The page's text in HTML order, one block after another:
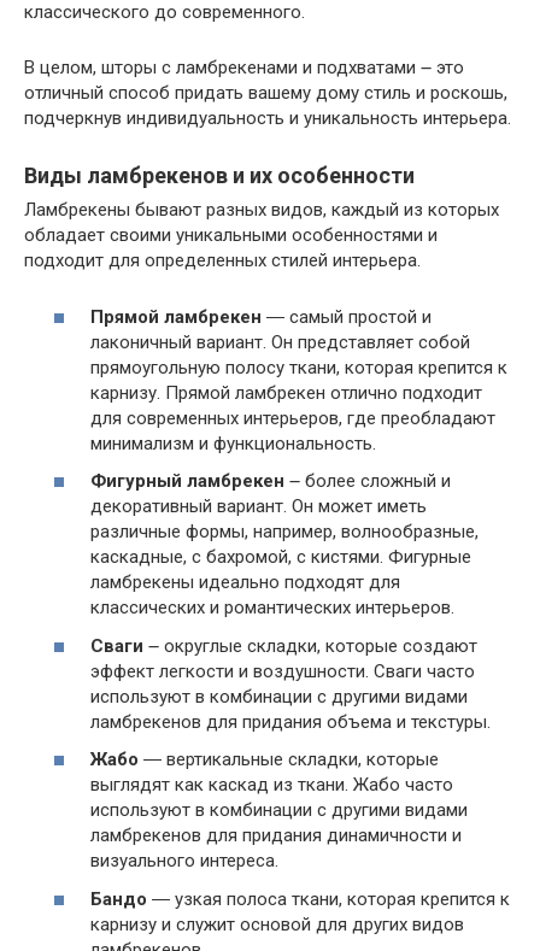
классического до современного.
В целом, шторы с ламбрекенами и подхватами ౼ это
отличный способ придать вашему дому стиль и роскошь,
подчеркнув индивидуальность и уникальность интерьера.
Виды ламбрекенов и их особенности
Ламбрекены бывают разных видов, каждый из которых
обладает своими уникальными особенностями и
подходит для определенных стилей интерьера.
Прямой ламбрекен ― самый простой и
лаконичный вариант. Он представляет собой
прямоугольную полосу ткани, которая крепится к
карнизу. Прямой ламбрекен отлично подходит
для современных интерьеров, где преобладают
минимализм и функциональность.
Фигурный ламбрекен ౼ более сложный и
декоративный вариант. Он может иметь
различные формы, например, волнообразные,
каскадные, с бахромой, с кистями. Фигурные
ламбрекены идеально подходят для
классических и романтических интерьеров.
Сваги ౼ округлые складки, которые создают
эффект легкости и воздушности. Сваги часто
используют в комбинации с другими видами
ламбрекенов для придания объема и текстуры.
Жабо ― вертикальные складки, которые
выглядят как каскад из ткани. Жабо часто
используют в комбинации с другими видами
ламбрекенов для придания динамичности и
визуального интереса.
Бандо ― узкая полоса ткани, которая крепится к
карнизу и служит основой для других видов